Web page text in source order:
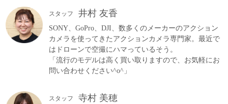
スタッフ 井村 友香
SONY、GoPro、DJI、数多くのメーカーのアクション
カメラを使ってきたアクションカメラ専門家。最近で
はドローンで空撮にハマっているそう。
「流行のモデルは高く買い取りますので、お気軽にお
問い合わせください^o^」
スタッフ 寺村 美穂